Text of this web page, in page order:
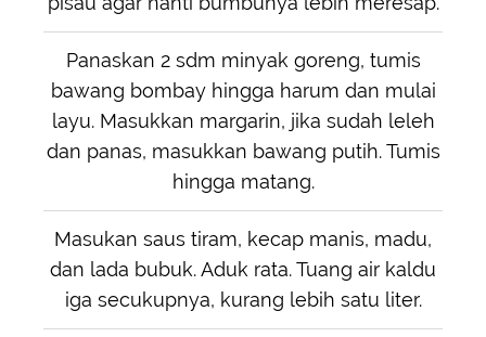
Panaskan 2 sdm minyak goreng, tumis
bawang bombay hingga harum dan mulai
layu. Masukkan margarin, jika sudah leleh
dan panas, masukkan bawang putih. Tumis
hingga matang.
Masukan saus tiram, kecap manis, madu,
dan lada bubuk. Aduk rata. Tuang air kaldu
iga secukupnya, kurang lebih satu liter.